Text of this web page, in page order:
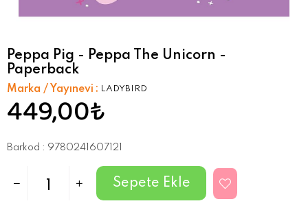
Peppa Pig - Peppa The Unicorn -
Paperback
Marka / Yayınevi : LADYBIRD
449,00₺
Barkod : 9780241607121